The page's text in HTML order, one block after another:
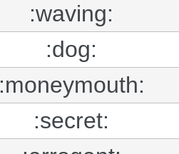
:waving:
:dog:
:moneymouth:
:secret: